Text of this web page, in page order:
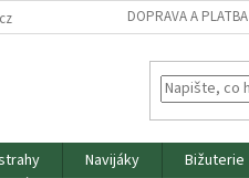
DOPRAVA A PLATBA
Navijáky Bižuterie